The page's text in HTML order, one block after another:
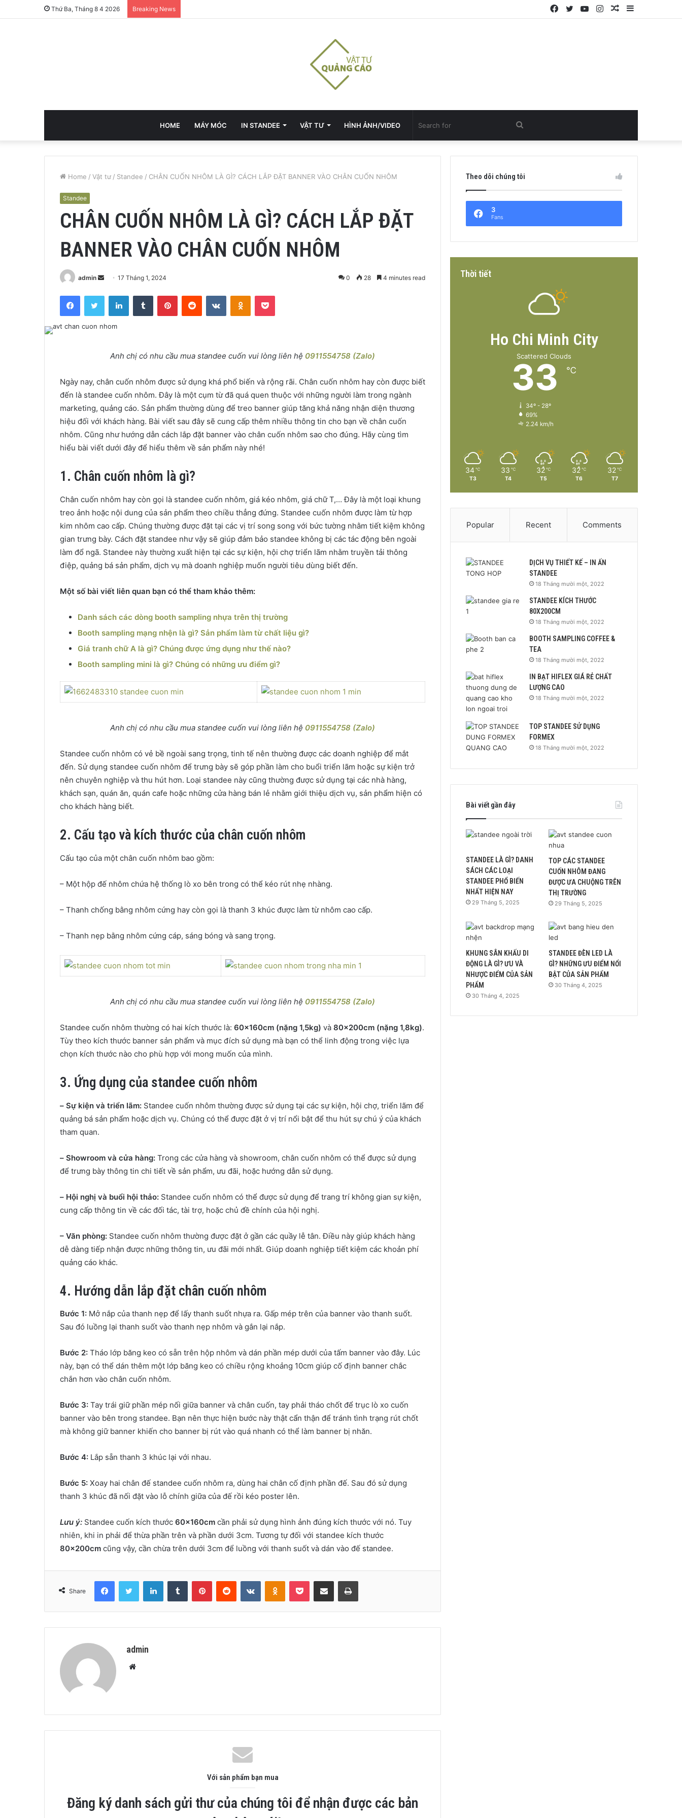
Thứ Ba, Tháng 8 4 2026 Breaking News Sidebar
Random
Instagram
YouTube
Twitter
Facebook
HOME MÁY MÓC IN STANDEE VẬT TƯ HÌNH ẢNH/VIDEO Search
for
Home / Vật tư / Standee / CHÂN CUỐN NHÔM LÀ GÌ? CÁCH LẮP ĐẶT BANNER VÀO CHÂN CUỐN NHÔM
Standee
CHÂN CUỐN NHÔM LÀ GÌ? CÁCH LẮP ĐẶT
BANNER VÀO CHÂN CUỐN NHÔM
admin
Send
email
17 Tháng 1, 2024 0 28 4 minutes read
FacebookTwitter LinkedInTumblr PinterestReddit VKontakteOdnoklassniki
Pocket
Anh chị có nhu cầu mua standee cuốn vui lòng liên hệ 0911554758 (Zalo)
Ngày nay, chân cuốn nhôm được sử dụng khá phổ biến và rộng rãi. Chân cuốn nhôm hay còn được biết
đến là standee cuốn nhôm. Đây là một cụm từ đã quá quen thuộc với những người làm trong ngành
marketing, quảng cáo. Sản phẩm thường dùng để treo banner giúp tăng khả năng nhận diện thương
hiệu đối với khách hàng. Bài viết sau đây sẽ cung cấp thêm nhiều thông tin cho bạn về chân cuốn
nhôm. Cũng như hướng dẫn cách lắp đặt banner vào chân cuốn nhôm sao cho đúng. Hãy cùng tìm
hiểu bài viết dưới đây để hiểu thêm về sản phẩm này nhé!
1. Chân cuốn nhôm là gì?
Chân cuốn nhôm hay còn gọi là standee cuốn nhôm, giá kéo nhôm, giá chữ T,… Đây là một loại khung
treo ảnh hoặc nội dung của sản phẩm theo chiều thẳng đứng. Standee cuốn nhôm được làm từ hợp
kim nhôm cao cấp. Chúng thường được đặt tại các vị trí song song với bức tường nhằm tiết kiệm không
gian trưng bày. Cách đặt standee như vậy sẽ giúp đảm bảo standee không bị các tác động bên ngoài
làm đổ ngã. Standee này thường xuất hiện tại các sự kiện, hội chợ triển lãm nhằm truyền tải thông
điệp, quảng bá sản phẩm, dịch vụ mà doanh nghiệp muốn người tiêu dùng biết đến.
Một số bài viết liên quan bạn có thể tham khảo thêm:
Danh sách các dòng booth sampling nhựa trên thị trường
Booth sampling mạng nhện là gì? Sản phẩm làm từ chất liệu gì?
Giá tranh chữ A là gì? Chúng được ứng dụng như thế nào?
Booth sampling mini là gì? Chúng có những ưu điểm gì?
Anh chị có nhu cầu mua standee cuốn vui lòng liên hệ 0911554758 (Zalo)
Standee cuốn nhôm có vẻ bề ngoài sang trọng, tinh tế nên thường được các doanh nghiệp để mắt
đến. Sử dụng standee cuốn nhôm để trưng bày sẽ góp phần làm cho buổi triển lãm hoặc sự kiện trở
nên chuyên nghiệp và thu hút hơn. Loại standee này cũng thường được sử dụng tại các nhà hàng,
khách sạn, quán ăn, quán cafe hoặc những cửa hàng bán lẻ nhằm giới thiệu dịch vụ, sản phẩm hiện có
cho khách hàng biết.
2. Cấu tạo và kích thước của chân cuốn nhôm
Cấu tạo của một chân cuốn nhôm bao gồm:
– Một hộp đế nhôm chứa hệ thống lò xo bên trong có thể kéo rút nhẹ nhàng.
– Thanh chống bằng nhôm cứng hay còn gọi là thanh 3 khúc được làm từ nhôm cao cấp.
– Thanh nẹp bằng nhôm cứng cáp, sáng bóng và sang trọng.
Anh chị có nhu cầu mua standee cuốn vui lòng liên hệ 0911554758 (Zalo)
Standee cuốn nhôm thường có hai kích thước là: 60x160cm (nặng 1,5kg) và 80x200cm (nặng 1,8kg).
Tùy theo kích thước banner sản phẩm và mục đích sử dụng mà bạn có thể linh động trong việc lựa
chọn kích thước nào cho phù hợp với mong muốn của mình.
3. Ứng dụng của standee cuốn nhôm
– Sự kiện và triển lãm: Standee cuốn nhôm thường được sử dụng tại các sự kiện, hội chợ, triển lãm để
quảng bá sản phẩm hoặc dịch vụ. Chúng có thể được đặt ở vị trí nổi bật để thu hút sự chú ý của khách
tham quan.
– Showroom và cửa hàng: Trong các cửa hàng và showroom, chân cuốn nhôm có thể được sử dụng
để trưng bày thông tin chi tiết về sản phẩm, ưu đãi, hoặc hướng dẫn sử dụng.
– Hội nghị và buổi hội thảo: Standee cuốn nhôm có thể được sử dụng để trang trí không gian sự kiện,
cung cấp thông tin về các đối tác, tài trợ, hoặc chủ đề chính của hội nghị.
– Văn phòng: Standee cuốn nhôm thường được đặt ở gần các quầy lễ tân. Điều này giúp khách hàng
dễ dàng tiếp nhận được những thông tin, ưu đãi mới nhất. Giúp doanh nghiệp tiết kiệm các khoản phí
quảng cáo khác.
4. Hướng dẫn lắp đặt chân cuốn nhôm
Bước 1: Mở nắp của thanh nẹp để lấy thanh suốt nhựa ra. Gấp mép trên của banner vào thanh suốt.
Sau đó luồng lại thanh suốt vào thanh nẹp nhôm và gắn lại nắp.
Bước 2: Tháo lớp băng keo có sẵn trên hộp nhôm và dán phần mép dưới của tấm banner vào đây. Lúc
này, bạn có thể dán thêm một lớp băng keo có chiều rộng khoảng 10cm giúp cố định banner chắc
chắn hơn vào chân cuốn nhôm.
Bước 3: Tay trái giữ phần mép nối giữa banner và chân cuốn, tay phải tháo chốt để trục lò xo cuốn
banner vào bên trong standee. Bạn nên thực hiện bước này thật cẩn thận để tránh tình trạng rút chốt
mà không giữ banner khiến cho banner bị rút vào quá nhanh có thể làm banner bị nhăn.
Bước 4: Lắp sẵn thanh 3 khúc lại với nhau.
Bước 5: Xoay hai chân đế standee cuốn nhôm ra, dùng hai chân cố định phần đế. Sau đó sử dụng
thanh 3 khúc đã nối đặt vào lỗ chính giữa của đế rồi kéo poster lên.
Lưu ý: Standee cuốn kích thước 60x160cm cần phải sử dụng hình ảnh đúng kích thước với nó. Tuy
nhiên, khi in phải để thừa phần trên và phần dưới 3cm. Tương tự đối với standee kích thước
80x200cm cũng vậy, cần chừa trên dưới 3cm để luồng với thanh suốt và dán vào đế standee.
Share
FacebookTwitter LinkedInTumblr PinterestReddit VKontakteOdnoklassniki
Pocket Share via Email Print
admin
Website
Với sản phẩm bạn mua
Đăng ký danh sách gửi thư của chúng tôi để nhận được các bản
Theo dõi chúng tôi
3
Fans
Thời tiết
Ho Chi Minh City
Scattered Clouds
33 ℃
34º - 28º
69%
2.24 km/h
34 ℃
T3
33 ℃
T4
32 ℃
T5
32 ℃
T6
32 ℃
T7
Popular Recent Comments
DỊCH VỤ THIẾT KẾ – IN ẤN
STANDEE
18 Tháng mười một, 2022
STANDEE KÍCH THƯỚC
80X200CM
18 Tháng mười một, 2022
BOOTH SAMPLING COFFEE &
TEA
18 Tháng mười một, 2022
IN BẠT HIFLEX GIÁ RẺ CHẤT
LƯỢNG CAO
18 Tháng mười một, 2022
TOP STANDEE SỬ DỤNG
FORMEX
18 Tháng mười một, 2022
Bài viết gần đây
STANDEE LÀ GÌ? DANH
SÁCH CÁC LOẠI
STANDEE PHỔ BIẾN
NHẤT HIỆN NAY
29 Tháng 5, 2025
TOP CÁC STANDEE
CUỐN NHÔM ĐANG
ĐƯỢC ƯA CHUỘNG TRÊN
THỊ TRƯỜNG
29 Tháng 5, 2025
KHUNG SÂN KHẤU DI
ĐỘNG LÀ GÌ? ƯU VÀ
NHƯỢC ĐIỂM CỦA SẢN
PHẨM
30 Tháng 4, 2025
STANDEE ĐÈN LED LÀ
GÌ? NHỮNG ƯU ĐIỂM NỔI
BẬT CỦA SẢN PHẨM
30 Tháng 4, 2025